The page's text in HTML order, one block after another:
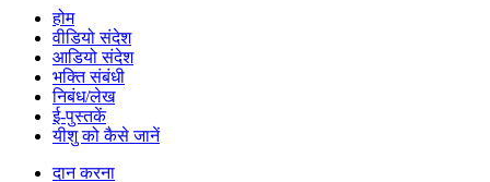
होम
वीडियो संदेश
आडियो संदेश
भक्ति संबंधी
निबंध/लेख
ई-पुस्तकें
यीशु को कैसे जानें
दान करना